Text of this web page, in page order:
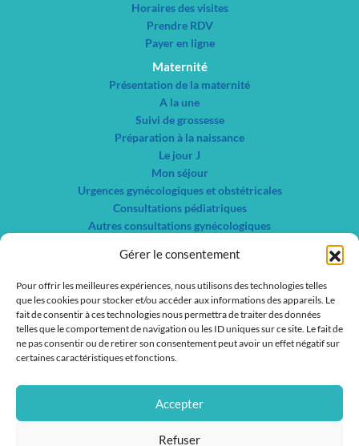
Gérer le consentement
Pour offrir les meilleures expériences, nous utilisons des technologies telles
que les cookies pour stocker et/ou accéder aux informations des appareils. Le
fait de consentir à ces technologies nous permettra de traiter des données
telles que le comportement de navigation ou les ID uniques sur ce site. Le fait de
ne pas consentir ou de retirer son consentement peut avoir un effet négatif sur
certaines caractéristiques et fonctions.
Accepter
Refuser
Horaires des visites
Prendre RDV
Payer en ligne
Maternité
Présentation de la maternité
A la une
Suivi de grossesse
Préparation à la naissance
Le jour J
Mon séjour
Urgences gynécologiques et obstétricales
Consultations pédiatriques
Autres consultations gynécologiques
Liste des services
Liste des médecins
Actualités
Nous contacter
IFSI / IFAS